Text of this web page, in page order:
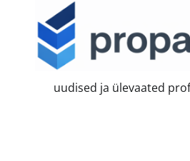
content
uudised ja ülevaated